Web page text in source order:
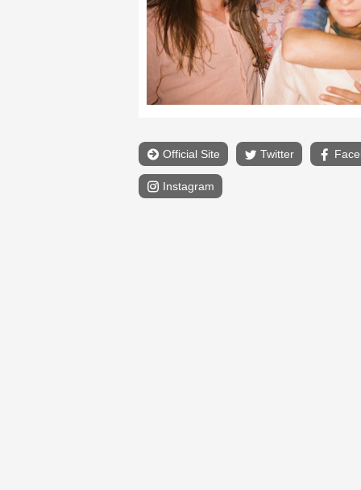
Official Site Twitter
Instagram